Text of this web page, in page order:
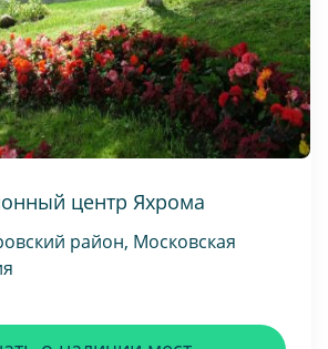
центр Яхрома
район, Московская